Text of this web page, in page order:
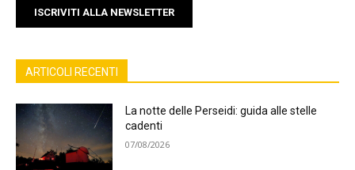
ISCRIVITI ALLA NEWSLETTER
ARTICOLI RECENTI
La notte delle Perseidi: guida alle stelle
cadenti
07/08/2026